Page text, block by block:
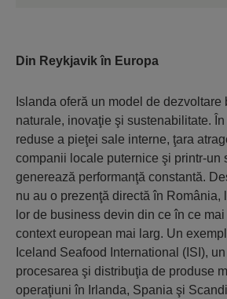
Din Reykjavik în Europa
Islanda oferă un model de dezvoltare
naturale, inovaţie şi sustenabilitate.
reduse a pieţei sale interne, ţara
companii locale puternice şi printr-un
generează performanţă constantă.
nu au o prezenţă directă în România,
lor de business devin din ce în ce
context european mai larg. Un
Iceland Seafood International (ISI),
procesarea şi distribuţia de produse
operaţiuni în Irlanda, Spania şi